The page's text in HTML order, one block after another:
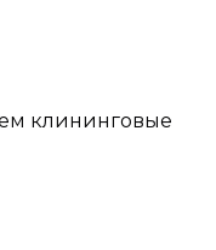
клининговые